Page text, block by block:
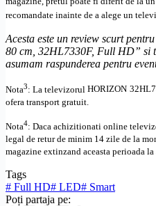
recomandate inainte de a alege un
Acesta este un review scurt pentru
80 cm, 32HL7330F, Full HD” si
asumam raspunderea pentru
Nota3: La televizorul HORIZON
ofera transport gratuit.
Nota4: Daca achizitionati online
legal de retur de minim 14 zile de la
magazine extinzand aceasta perioada
Tags
# Full HD# LED# Smart
Poți partaja pe: